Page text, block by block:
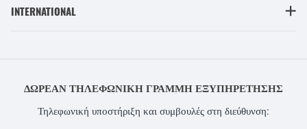
INTERNATIONAL
ΔΩΡΕΆΝ ΤΗΛΕΦΩΝΙΚΉ ΓΡΑΜΜΉ ΕΞΥΠΗΡΈΤΗΣΗΣ
Τηλεφωνική υποστήριξη και συμβουλές στη διεύθυνση: